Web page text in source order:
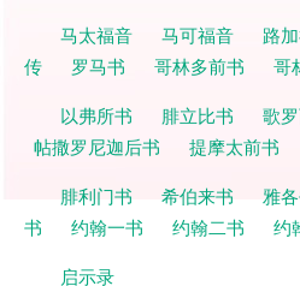
马太福音 马可福音 路
传
罗马书 哥林多前书 哥
以弗所书
腓立比书 歌
帖撒罗尼迦后书
提摩太前书
腓利门书
希伯来书 雅
书
约翰一书 约翰二书 约
启示录